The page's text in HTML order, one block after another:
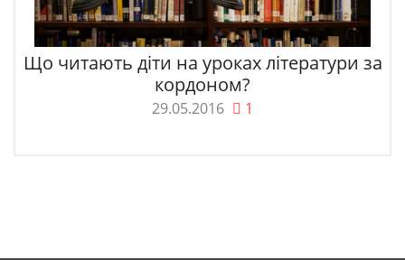
Що читають діти на уроках літератури за
кордоном?
29.05.2016 1